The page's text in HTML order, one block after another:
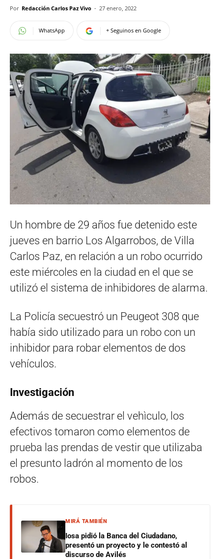
Por Redacción Carlos Paz Vivo - 27 enero, 2022
WhatsApp + Seguinos en Google
Un hombre de 29 años fue detenido este
jueves en barrio Los Algarrobos, de Villa
Carlos Paz, en relación a un robo ocurrido
este miércoles en la ciudad en el que se
utilizó el sistema de inhibidores de alarma.
La Policía secuestró un Peugeot 308 que
había sido utilizado para un robo con un
inhibidor para robar elementos de dos
vehículos.
Investigación
Además de secuestrar el vehìculo, los
efectivos tomaron como elementos de
prueba las prendas de vestir que utilizaba
el presunto ladrón al momento de los
robos.
MIRÁ TAMBIÉN
Iosa pidió la Banca del Ciudadano,
presentó un proyecto y le contestó al
discurso de Avilés